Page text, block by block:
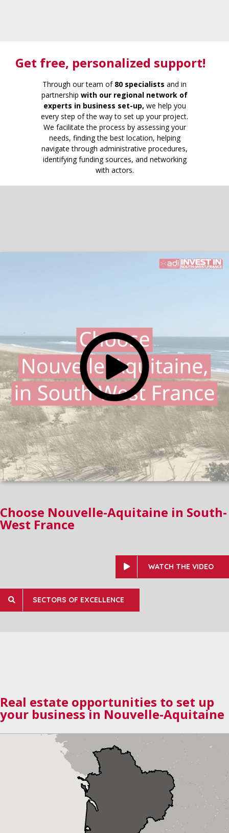
Get free, personalized support!
Through our team of 80 specialists and in
partnership with our regional network of
experts in business set-up, we help you
every step of the way to set up your project.
We facilitate the process by assessing your
needs, finding the best location, helping
navigate through administrative procedures,
identifying funding sources, and networking
with actors.
Choose Nouvelle-Aquitaine in South-
West France
WATCH THE VIDEO
SECTORS OF EXCELLENCE
Real estate opportunities to set up
your business in Nouvelle-Aquitaine